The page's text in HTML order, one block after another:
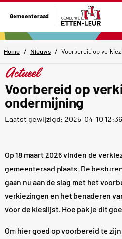
Gemeenteraad
Home / Nieuws / Voorbereid op
Actueel
Voorbereid op
ondermijning
Laatst gewijzigd: 2025-04-10
Op 18 maart 2026 vinden de
gemeenteraad plaats. De
gaan nu aan de slag met het
verkiezingen en het benaderen
voor de kieslijst. Hoe pak je dit
Om hier goed op voorbereid te